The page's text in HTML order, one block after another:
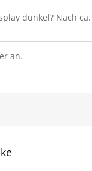
dunkel? Nach
an.